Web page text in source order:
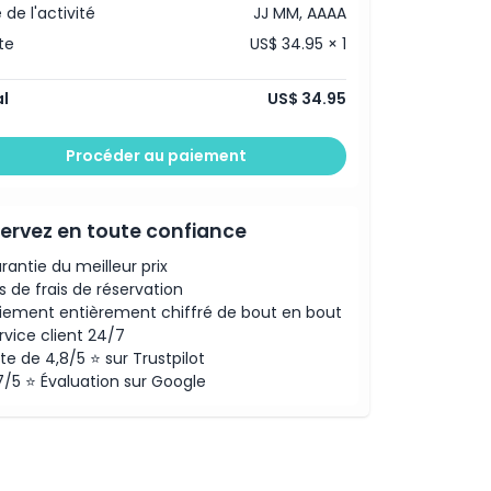
de l'activité
JJ MM, AAAA
US$ 34.95 × 1
US$ 34.95
Procéder au paiement
en toute confiance
du meilleur prix
de frais de réservation
entièrement chiffré de bout en bout
client 24/7
de 4,8/5 ⭐ sur Trustpilot
5 ⭐ Évaluation sur Google